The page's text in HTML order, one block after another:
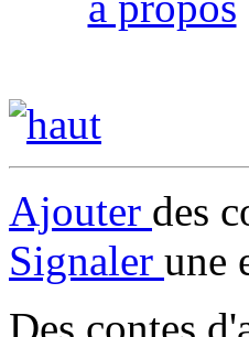
Ajouter des
Signaler une